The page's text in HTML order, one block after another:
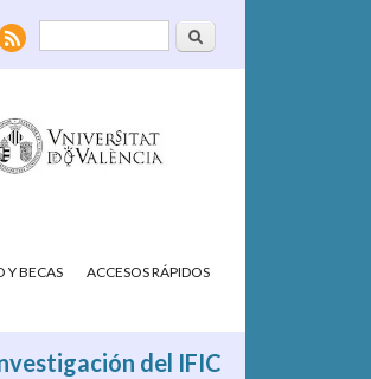
Formulario deBuscar
Y BECAS ACCESOS RÁPIDOS
del IFIC